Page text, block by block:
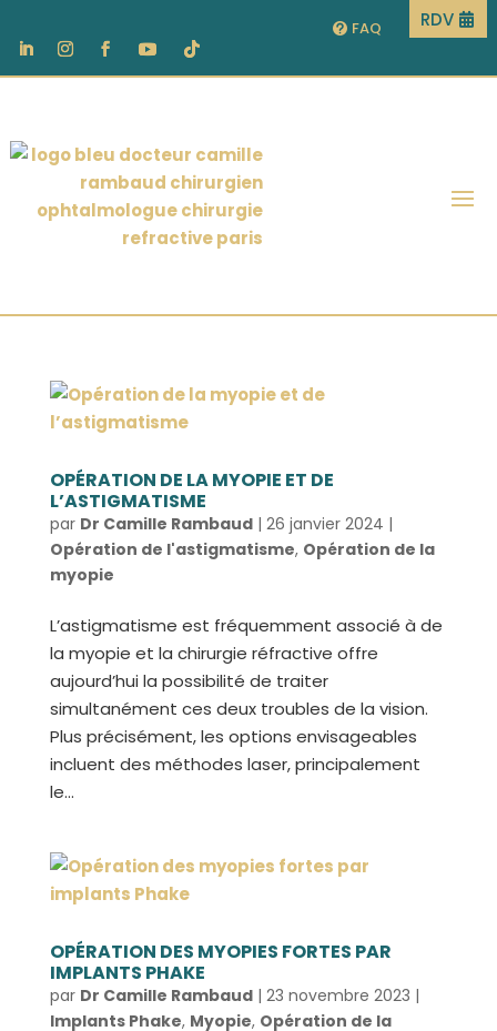
FAQ RDV
OPÉRATION DE LA MYOPIE ET DE
L’ASTIGMATISME
par Dr Camille Rambaud| 26 janvier 2024 |
Opération de l'astigmatisme, Opération de la
myopie
L’astigmatisme est fréquemment associé à de
la myopie et la chirurgie réfractive offre
aujourd’hui la possibilité de traiter
simultanément ces deux troubles de la vision.
Plus précisément, les options envisageables
incluent des méthodes laser, principalement
le...
OPÉRATION DES MYOPIES FORTES PAR
IMPLANTS PHAKE
par Dr Camille Rambaud| 23 novembre 2023 |
Implants Phake, Myopie, Opération de la